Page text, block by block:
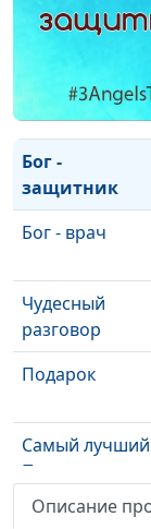
Любящий Бог
Бог рядом
Бог -
защитник
Бог - врач
Чудесный
разговор
Подарок
Самый лучший
Папа
Победитель
Описание